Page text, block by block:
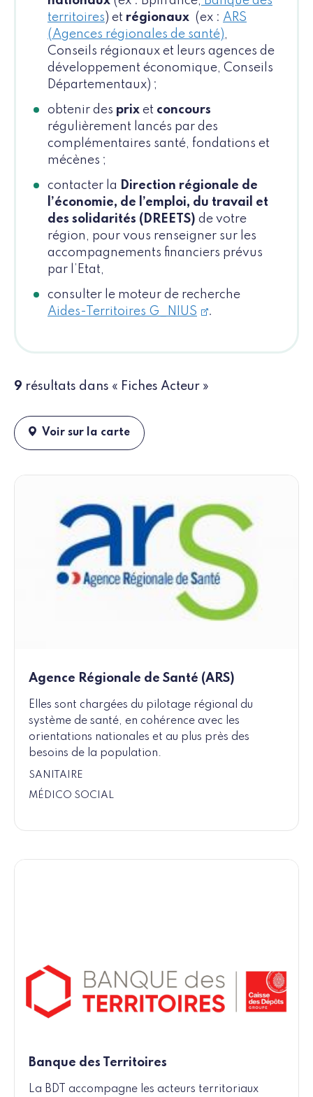
territoires) et régionaux (ex : ARS
(Agences régionales de santé),
Conseils régionaux et leurs agences de
développement économique, Conseils
Départementaux) ;
obtenir des prix et concours
régulièrement lancés par des
complémentaires santé, fondations et
mécènes ;
contacter la Direction régionale de
l’économie, de l’emploi, du travail et
des solidarités (DREETS) de votre
région, pour vous renseigner sur les
accompagnements financiers prévus
par l’Etat,
consulter le moteur de recherche
Aides-Territoires G_NIUS
.
9 résultats dans « Fiches Acteur »
Voir sur la carte
Agence Régionale de Santé (ARS)
Elles sont chargées du pilotage régional du
système de santé, en cohérence avec les
orientations nationales et au plus près des
besoins de la population.
SANITAIRE
MÉDICO SOCIAL
Banque des Territoires
La BDT accompagne les acteurs territoriaux